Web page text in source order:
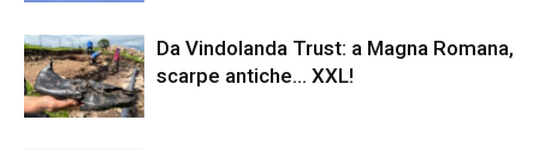
Da Vindolanda Trust: a Magna Romana,
scarpe antiche… XXL!